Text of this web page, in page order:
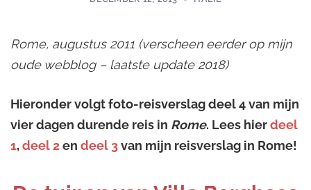
Rome, augustus 2011 (verscheen eerder op mijn
oude webblog – laatste update 2018)
Hieronder volgt foto-reisverslag deel 4 van mijn
vier dagen durende reis in Rome. Lees hierdeel
1,deel 2en deel 3van mijn reisverslag in Rome!